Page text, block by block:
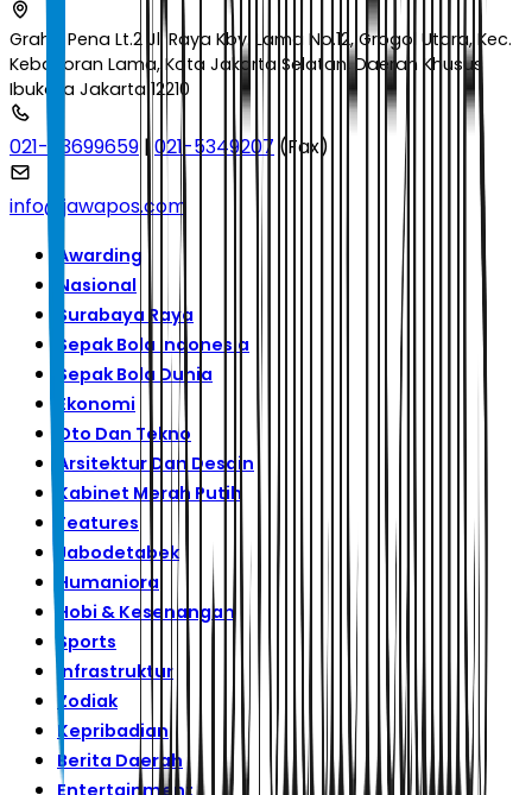
Graha Pena Lt.2 Jl. Raya Kby. Lama No.12, Grogol Utara, Kec.
Kebayoran Lama, Kota Jakarta Selatan, Daerah Khusus
Ibukota Jakarta 12210
021-53699659 |021-5349207 (Fax)
info@jawapos.com
Awarding
Nasional
Surabaya Raya
Sepak Bola Indonesia
Sepak Bola Dunia
Ekonomi
Oto Dan Tekno
Arsitektur Dan Desain
Kabinet Merah Putih
Features
Jabodetabek
Humaniora
Hobi & Kesenangan
Sports
Infrastruktur
Zodiak
Kepribadian
Berita Daerah
Entertainment